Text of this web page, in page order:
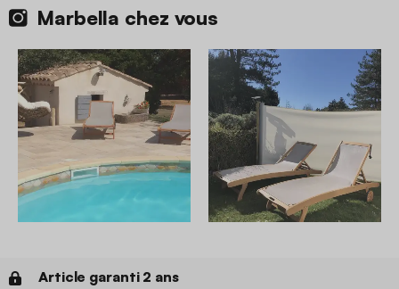
Marbella chez vous
Article garanti 2 ans